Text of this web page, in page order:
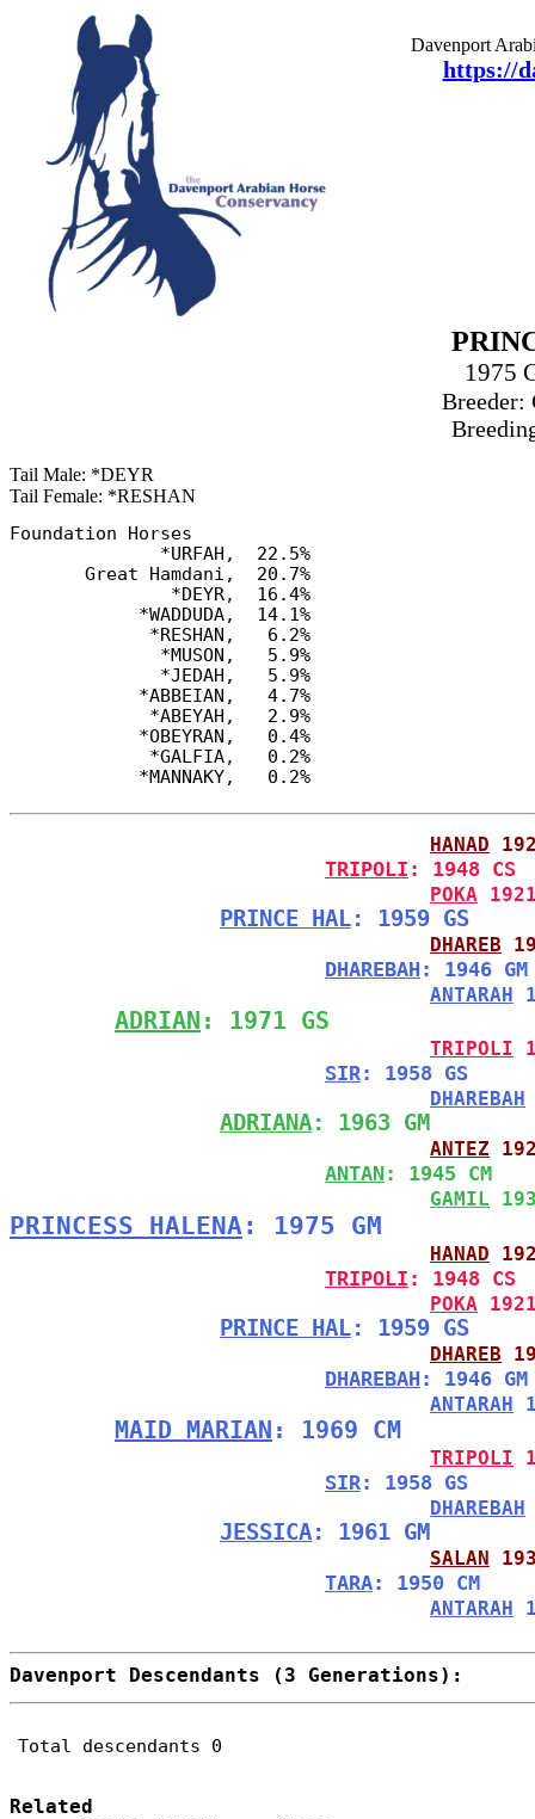
Davenport
https://
1975
Breeder:
Tail Male: *DEYR
Tail Female: *RESHAN
Foundation Horses
              *URFAH,  22.5%
       Great Hamdani,  20.7%
               *DEYR,  16.4%
            *WADDUDA,  14.1%
             *RESHAN,   6.2%
              *MUSON,   5.9%
              *JEDAH,   5.9%
            *ABBEIAN,   4.7%
             *ABEYAH,   2.9%
            *OBEYRAN,   0.4%
             *GALFIA,   0.2%
HANAD
TRIPOLI : 1948 CS
POKA
PRINCE HAL: 1959 GS
DHAREB
DHAREBAH : 1946 GM
ANTARAH
ADRIAN : 1971 GS
TRIPOLI
SIR: 1958 GS
DHAREBAH
ADRIANA: 1963 GM
ANTEZ
ANTAN: 1945 CM
GAMIL
PRINCESS HALENA : 1975 GM
HANAD
TRIPOLI : 1948 CS
POKA
PRINCE HAL: 1959 GS
DHAREB
DHAREBAH : 1946 GM
ANTARAH
MAID MARIAN : 1969 CM
TRIPOLI
SIR: 1958 GS
DHAREBAH
JESSICA: 1961 GM
SALAN
TARA: 1950 CM
ANTARAH
Davenport Descendants (3 Generations):
Total descendants 0
Related